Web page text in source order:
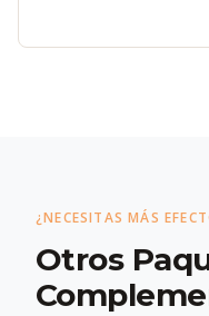
¿NECESITAS MÁS
Otros